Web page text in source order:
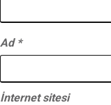
Ad *
İnternet sitesi